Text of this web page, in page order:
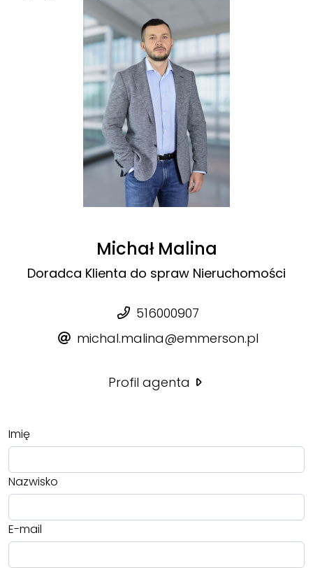
Michał Malina
Doradca Klienta do spraw Nieruchomości
516000907
michal.malina@emmerson.pl
Profil agenta
Imię
Nazwisko
E-mail